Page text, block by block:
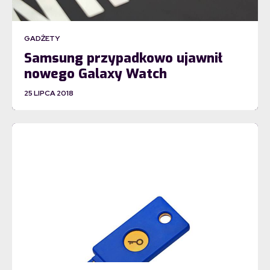
GADŻETY
Samsung przypadkowo ujawnił
nowego Galaxy Watch
25 LIPCA 2018